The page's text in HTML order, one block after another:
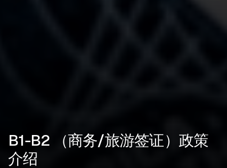
B1-B2 （商务/旅游签证）政策
介绍